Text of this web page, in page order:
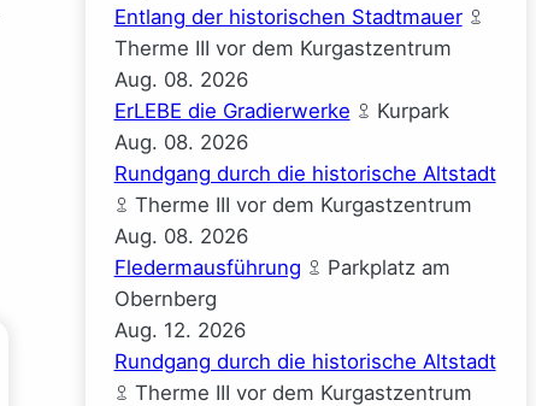
Entlang der historischen Stadtmauer
Therme III vor dem Kurgastzentrum
Aug. 08. 2026
ErLEBE die Gradierwerke
Kurpark
Aug. 08. 2026
Rundgang durch die historische Altstadt
Therme III vor dem Kurgastzentrum
Aug. 08. 2026
Fledermausführung
Parkplatz am
Obernberg
Aug. 12. 2026
Rundgang durch die historische Altstadt
Therme III vor dem Kurgastzentrum